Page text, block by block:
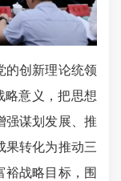
创新理论统领
略意义，把思想
强谋划发展、推
果转化为推动三
裕战略目标，围